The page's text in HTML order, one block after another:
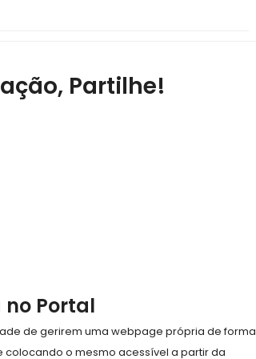
Partilhe!
Portal
de gerirem uma webpage própria de forma
o mesmo acessível a partir da